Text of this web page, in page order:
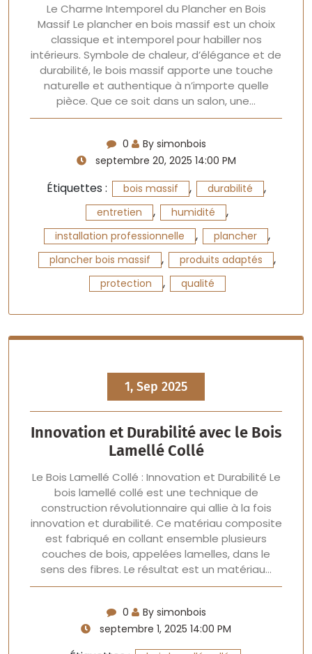
Le Charme Intemporel du Plancher en Bois
Massif Le plancher en bois massif est un choix
classique et intemporel pour habiller nos
intérieurs. Symbole de chaleur, d’élégance et de
durabilité, le bois massif apporte une touche
naturelle et authentique à n’importe quelle
pièce. Que ce soit dans un salon, une…
0
By simonbois
septembre 20, 2025 14:00 PM
Étiquettes : bois massif , durabilité ,
entretien , humidité ,
installation professionnelle , plancher ,
plancher bois massif , produits adaptés ,
protection , qualité
1, Sep 2025
Innovation et Durabilité avec le Bois
Lamellé Collé
Le Bois Lamellé Collé : Innovation et Durabilité Le
bois lamellé collé est une technique de
construction révolutionnaire qui allie à la fois
innovation et durabilité. Ce matériau composite
est fabriqué en collant ensemble plusieurs
couches de bois, appelées lamelles, dans le
sens des fibres. Le résultat est un matériau…
0
By simonbois
septembre 1, 2025 14:00 PM